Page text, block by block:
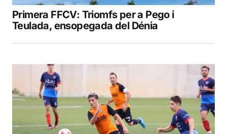
Primera FFCV: Triomfs per a Pego i
Teulada, ensopegada del Dénia